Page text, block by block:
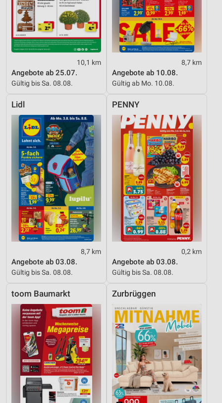
10,1 km
Angebote ab 25.07.
Gültig bis Sa. 08.08.
8,7 km
Angebote ab 10.08.
Gültig ab Mo. 10.08.
Lidl
8,7 km
Angebote ab 03.08.
Gültig bis Sa. 08.08.
PENNY
0,2 km
Angebote ab 03.08.
Gültig bis Sa. 08.08.
toom Baumarkt Zurbrüggen